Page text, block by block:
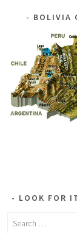
BOLIVIA
LOOK FOR
Search